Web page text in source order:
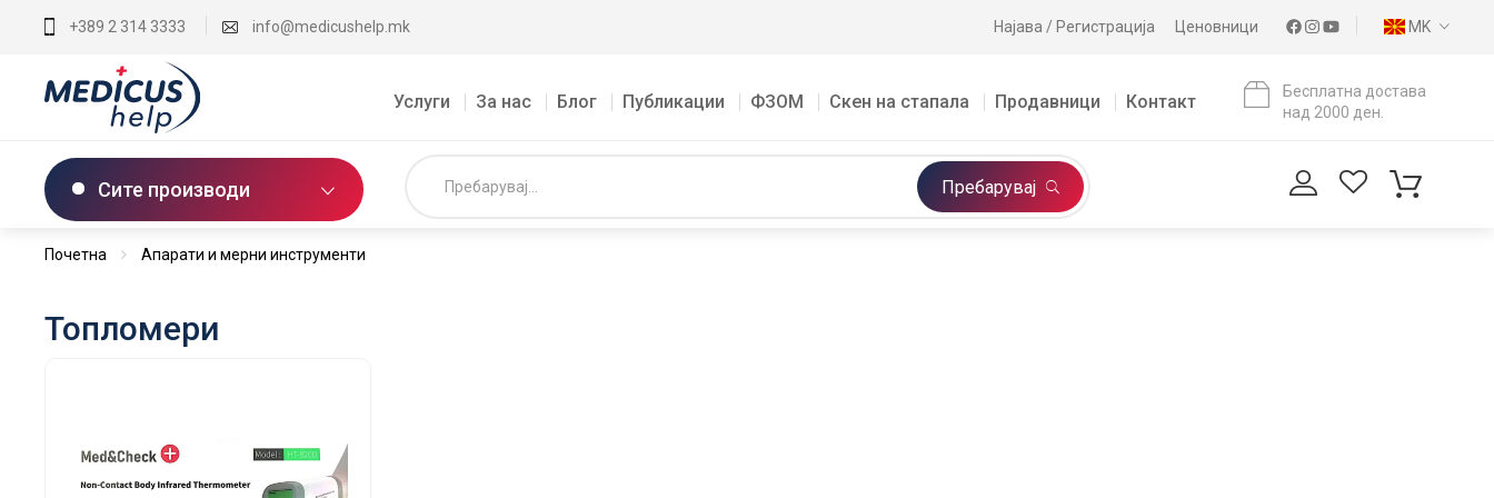
+389 2 314 3333 info@medicushelp.mk Најава / Регистрација Ценовници MK
Услуги За нас Блог Публикации ФЗОМ Скен на стапала Продавници Контакт
Бесплатна достава
над 2000 ден.
Сите производи Пребарувај
Почетна Апарати и мерни инструменти
Топломери